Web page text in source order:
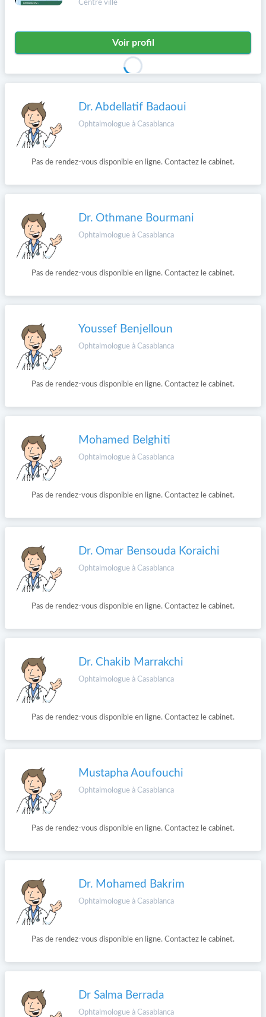
Centre ville
Voir profil
Dr. Abdellatif Badaoui
Ophtalmologue à Casablanca
Pas de rendez-vous disponible en ligne. Contactez le cabinet.
Dr. Othmane Bourmani
Ophtalmologue à Casablanca
Pas de rendez-vous disponible en ligne. Contactez le cabinet.
Youssef Benjelloun
Ophtalmologue à Casablanca
Pas de rendez-vous disponible en ligne. Contactez le cabinet.
Mohamed Belghiti
Ophtalmologue à Casablanca
Pas de rendez-vous disponible en ligne. Contactez le cabinet.
Dr. Omar Bensouda Koraichi
Ophtalmologue à Casablanca
Pas de rendez-vous disponible en ligne. Contactez le cabinet.
Dr. Chakib Marrakchi
Ophtalmologue à Casablanca
Pas de rendez-vous disponible en ligne. Contactez le cabinet.
Mustapha Aoufouchi
Ophtalmologue à Casablanca
Pas de rendez-vous disponible en ligne. Contactez le cabinet.
Dr. Mohamed Bakrim
Ophtalmologue à Casablanca
Pas de rendez-vous disponible en ligne. Contactez le cabinet.
Dr Salma Berrada
Ophtalmologue à Casablanca